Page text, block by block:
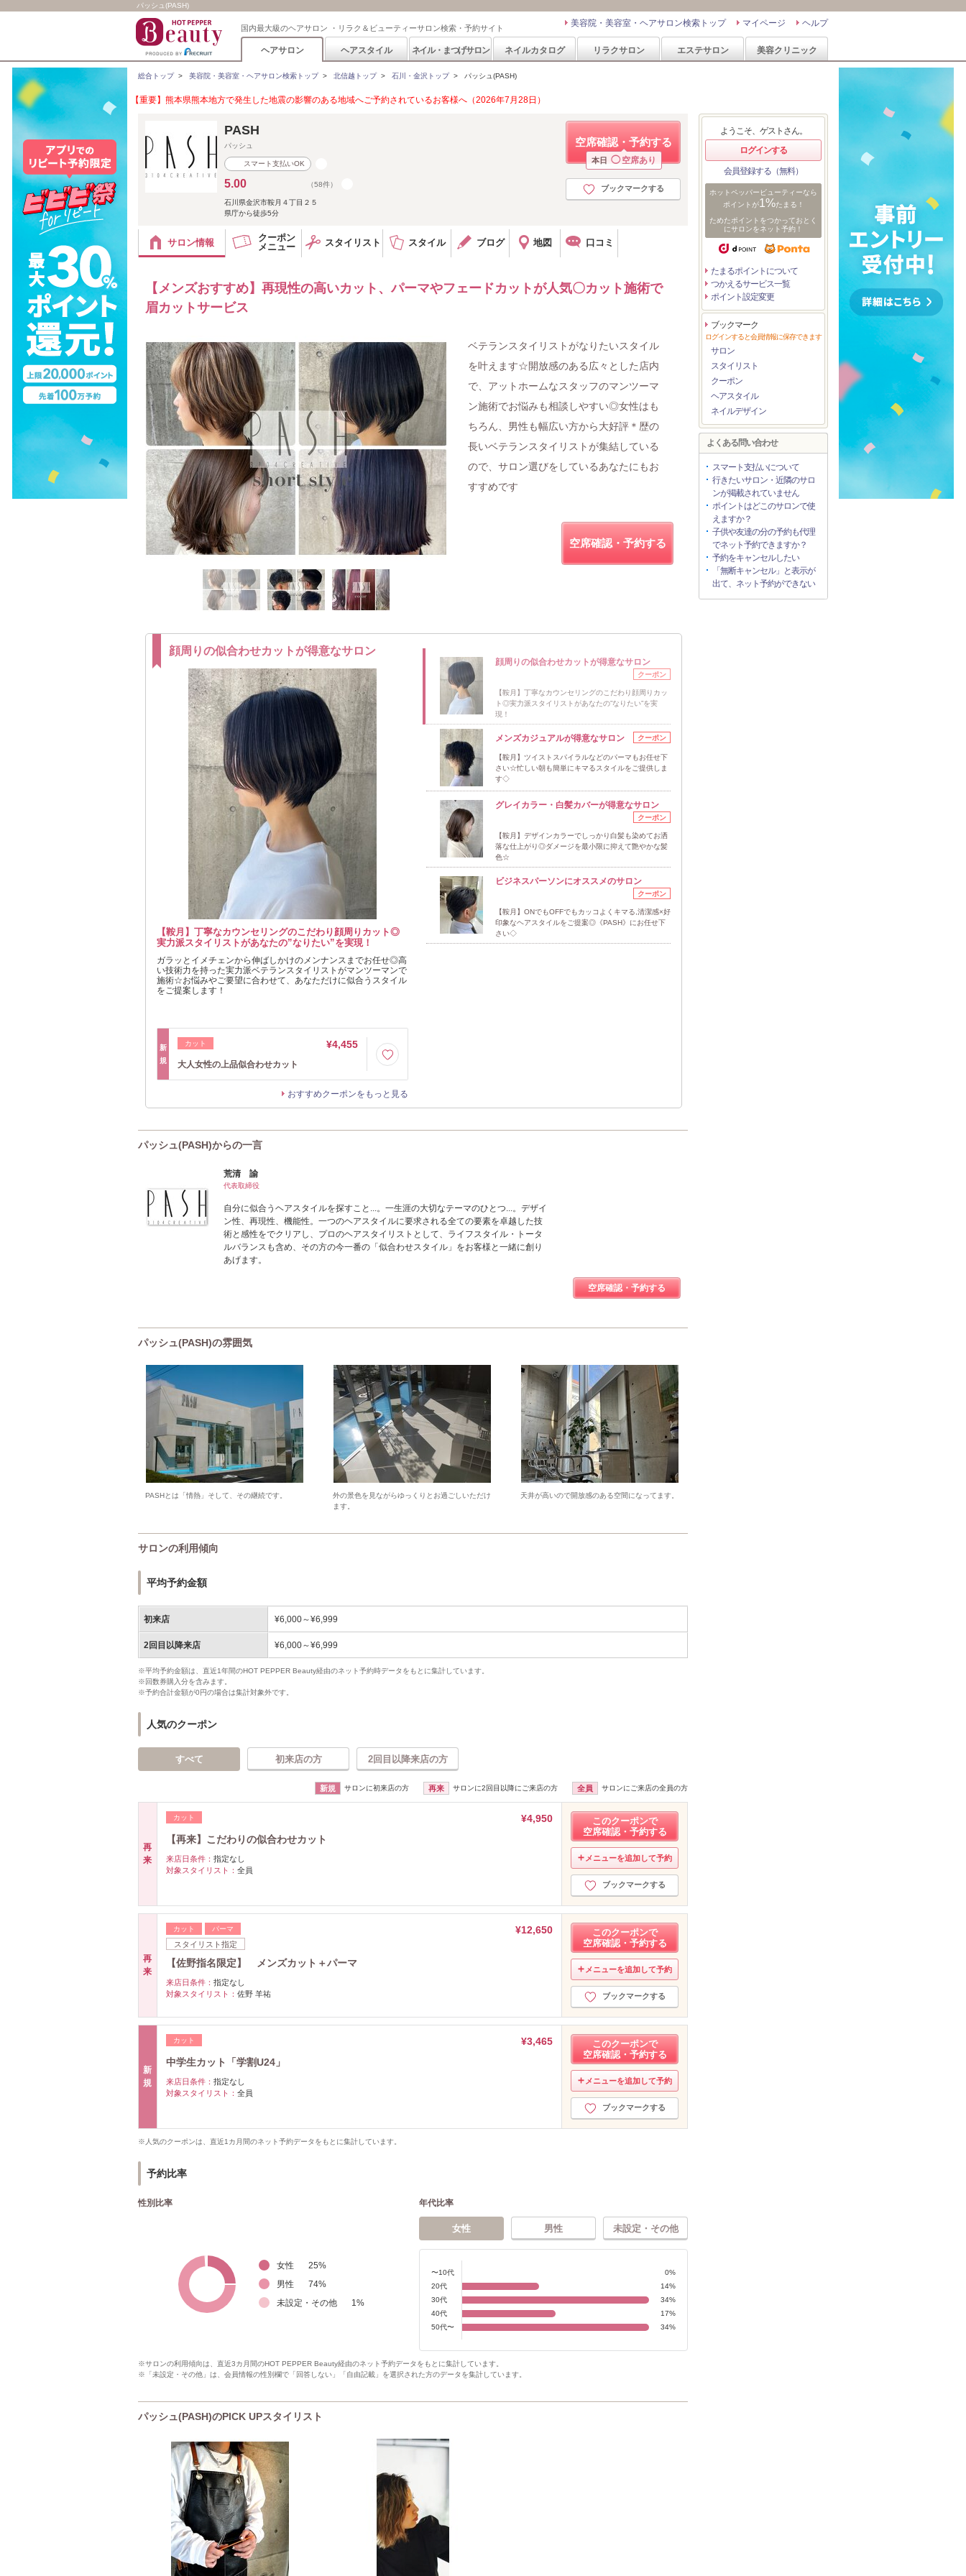
パッシュ(PASH)
国内最大級のヘアサロン ・リラク＆ビューティーサロン検索・予約サイト ヘルプ
マイページ
美容院・美容室・ヘアサロン検索トップ
ヘアサロン ヘアスタイル ネイル・まつげサロン ネイルカタログ リラクサロン エステサロン 美容クリニック
総合トップ> 美容院・美容室・ヘアサロン検索トップ> 北信越トップ> 石川・金沢トップ> パッシュ(PASH)
【重要】熊本県熊本地方で発生した地震の影響のある地域へご予約されているお客様へ（2026年7月28日）
空席確認・予約する
本日 ◯ 空席あり
ブックマークする
PASH
パッシュ
スマート支払いOK
5.00 （58件）
石川県金沢市鞍月４丁目２５
県庁から徒歩5分
サロン情報
クーポン
メニュー
スタイリスト スタイル ブログ 地図 口コミ
【メンズおすすめ】再現性の高いカット、パーマやフェードカットが人気〇カット施術で
眉カットサービス
ベテランスタイリストがなりたいスタイル
を叶えます☆開放感のある広々とした店内
で、アットホームなスタッフのマンツーマ
ン施術でお悩みも相談しやすい◎女性はも
ちろん、男性も幅広い方から大好評＊歴の
長いベテランスタイリストが集結している
ので、サロン選びをしているあなたにもお
すすめです
空席確認・予約する
顔周りの似合わせカットが得意なサロン
【鞍月】丁寧なカウンセリングのこだわり顔周りカット◎
実力派スタイリストがあなたの”なりたい”を実現！
ガラッとイメチェンから伸ばしかけのメンナンスまでお任せ◎高
い技術力を持った実力派ベテランスタイリストがマンツーマンで
施術☆お悩みやご要望に合わせて、あなただけに似合うスタイル
をご提案します！
新
規
カット ¥4,455
大人女性の上品似合わせカット
おすすめクーポンをもっと見る
顔周りの似合わせカットが得意なサロン
クーポン
【鞍月】丁寧なカウンセリングのこだわり顔周りカッ
ト◎実力派スタイリストがあなたの”なりたい”を実
現！
メンズカジュアルが得意なサロン クーポン
【鞍月】ツイストスパイラルなどのパーマもお任せ下
さい☆忙しい朝も簡単にキマるスタイルをご提供しま
す◇
グレイカラー・白髪カバーが得意なサロン
クーポン
【鞍月】デザインカラーでしっかり白髪も染めてお洒
落な仕上がり◎ダメージを最小限に抑えて艶やかな髪
色☆
ビジネスパーソンにオススメのサロン
クーポン
【鞍月】ONでもOFFでもカッコよくキマる,清潔感×好
印象なヘアスタイルをご提案◎《PASH》にお任せ下
さい◇
パッシュ(PASH)からの一言
荒清 諭
代表取締役
自分に似合うヘアスタイルを探すこと...。一生涯の大切なテーマのひとつ...。デザイ
ン性、再現性、機能性。一つのヘアスタイルに要求される全ての要素を卓越した技
術と感性をでクリアし、プロのヘアスタイリストとして、ライフスタイル・トータ
ルバランスも含め、その方の今一番の「似合わせスタイル」をお客様と一緒に創り
あげます。
空席確認・予約する
パッシュ(PASH)の雰囲気
PASHとは「情熱」そして、その継続です。
外の景色を見ながらゆっくりとお過ごしいただけ
ます。
天井が高いので開放感のある空間になってます。
サロンの利用傾向
平均予約金額
初来店 ¥6,000～¥6,999
2回目以降来店 ¥6,000～¥6,999
※平均予約金額は、直近1年間のHOT PEPPER Beauty経由のネット予約時データをもとに集計しています。
※回数券購入分を含みます。
※予約合計金額が0円の場合は集計対象外です。
人気のクーポン
すべて 初来店の方 2回目以降来店の方
新規 サロンに初来店の方 再来 サロンに2回目以降にご来店の方 全員 サロンにご来店の全員の方
再
来
カット
¥4,950
【再来】こだわりの似合わせカット
来店日条件： 指定なし
対象スタイリスト： 全員
このクーポンで
空席確認・予約する
メニューを追加して予約
ブックマークする
再
来
カット パーマ
スタイリスト指定
¥12,650
【佐野指名限定】 メンズカット＋パーマ
来店日条件： 指定なし
対象スタイリスト： 佐野 羊祐
このクーポンで
空席確認・予約する
メニューを追加して予約
ブックマークする
新
規
カット
¥3,465
中学生カット「学割U24」
来店日条件： 指定なし
対象スタイリスト： 全員
このクーポンで
空席確認・予約する
メニューを追加して予約
ブックマークする
※人気のクーポンは、直近1カ月間のネット予約データをもとに集計しています。
予約比率
性別比率
女性 25%
男性
74%
未設定・その他
1 %
年代比率
女性 男性 未設定・その他
〜10代
0%
20代
14%
30代
34%
40代
17%
50代〜
34%
※サロンの利用傾向は、直近3カ月間のHOT PEPPER Beauty経由のネット予約データをもとに集計しています。
※「未設定・その他」は、会員情報の性別欄で「回答しない」「自由記載」を選択された方のデータを集計しています。
パッシュ(PASH)のPICK UPスタイリスト
ようこそ、ゲストさん。
ログインする
会員登録する（無料）
ホットペッパービューティーなら
ポイントが1%たまる！
ためたポイントをつかっておとく
にサロンをネット予約！
たまるポイントについて
つかえるサービス一覧
ポイント設定変更
ブックマーク
ログインすると会員情報に保存できます
サロン
スタイリスト
クーポン
ヘアスタイル
ネイルデザイン
よくある問い合わせ
スマート支払いについて
行きたいサロン・近隣のサロ
ンが掲載されていません
ポイントはどこのサロンで使
えますか？
子供や友達の分の予約も代理
でネット予約できますか？
予約をキャンセルしたい
「無断キャンセル」と表示が
出て、ネット予約ができない